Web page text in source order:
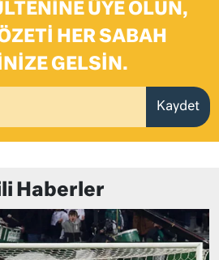
ÜYE OLUN,
HER SABAH
GELSIN.
Kaydet
Haberler